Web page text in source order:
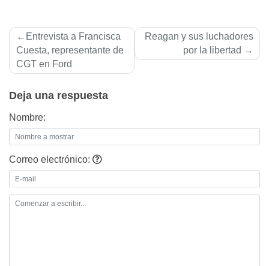
Navegación
de
entradas
Entrevista a Francisca
Cuesta, representante de
CGT en Ford
Reagan y sus luchadores
por la libertad
Deja una respuesta
Nombre:
Correo electrónico: